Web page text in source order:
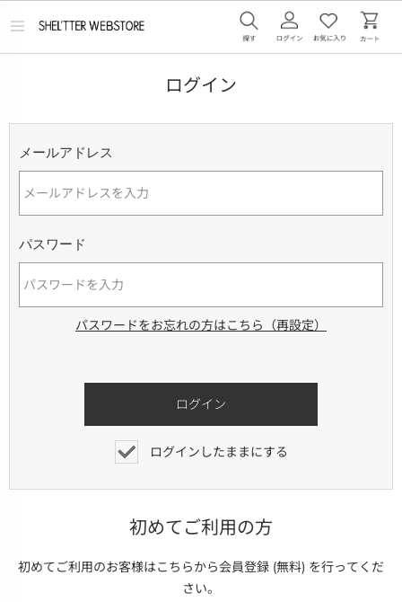
メ
ログイン
メールアドレス
パスワード
パスワードをお忘れの方はこちら（再設定）
ログインしたままにする
初めてご利用の方
初めてご利用のお客様はこちらから会員登録 (無料) を行ってくだ
さい。